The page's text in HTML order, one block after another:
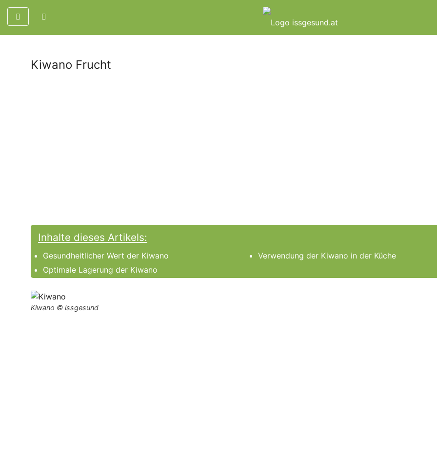
Kiwano Frucht
Inhalte dieses Artikels:
Gesundheitlicher Wert der Kiwano
Optimale Lagerung der Kiwano
Verwendung der Kiwano in der Küche
Kiwano © issgesund